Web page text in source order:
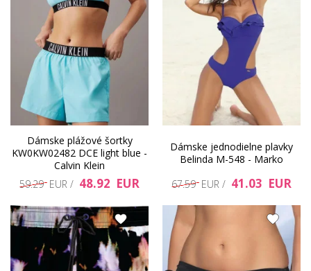
Dámske plážové šortky
KW0KW02482 DCE light blue -
Calvin Klein
59.29 EUR / 48.92 EUR
Dámske jednodielne plavky
Belinda M-548 - Marko
67.59 EUR / 41.03 EUR